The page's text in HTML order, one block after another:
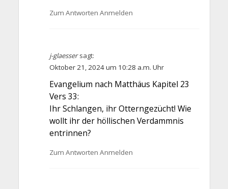
Zum Antworten Anmelden
j-glaesser sagt:
Oktober 21, 2024 um 10:28 a.m. Uhr
Evangelium nach Matthäus Kapitel 23
Vers 33:
Ihr Schlangen, ihr Otterngezücht! Wie
wollt ihr der höllischen Verdammnis
entrinnen?
Zum Antworten Anmelden